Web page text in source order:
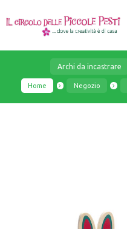
Archi da incastrare
Home Negozio